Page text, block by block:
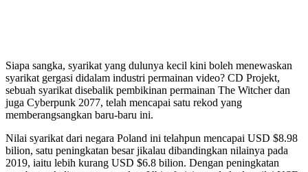
Siapa sangka, syarikat yang dulunya kecil kini boleh menewaskan
syarikat gergasi didalam industri permainan video? CD Projekt,
sebuah syarikat disebalik pembikinan permainan The Witcher dan
juga Cyberpunk 2077, telah mencapai satu rekod yang
memberangsangkan baru-baru ini.
Nilai syarikat dari negara Poland ini telahpun mencapai USD $8.98
bilion, satu peningkatan besar jikalau dibandingkan nilainya pada
2019, iaitu lebih kurang USD $6.8 bilion. Dengan peningkatan